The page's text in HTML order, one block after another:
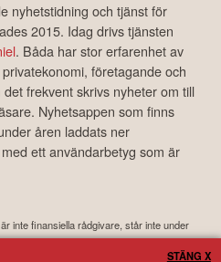
nyhetstidning och tjänst för
2015. Idag drivs tjänsten
. Båda har stor erfarenhet av
företagande och
frekvent skrivs nyheter om till
Nyhetsappen som finns
åren laddats ner
ett användarbetyg som är
inte finansiella rådgivare, står inte under
råd till dig. Detta innebär att
STÄNG X